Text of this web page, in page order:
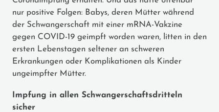
nur positive Folgen: Babys, deren Mütter während
der Schwangerschaft mit einer mRNA-Vakzine
gegen COVID-19 geimpft worden waren, litten in den
ersten Lebenstagen seltener an schweren
Erkrankungen oder Komplikationen als Kinder
ungeimpfter Mütter.
Impfung in allen Schwangerschaftsdritteln
sicher